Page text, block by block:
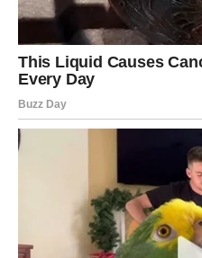
Umesto da bude
Umesto da se dvoumi,
kreće napred.
Decembar blagosilja
–
Mir u odnosima– sukobi
otvara, ljubav cveta.